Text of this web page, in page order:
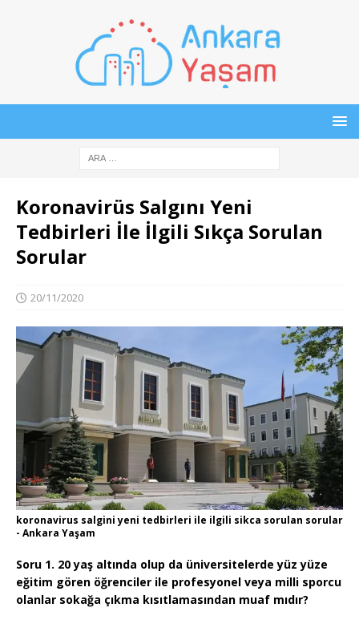
Koronavirüs Salgını Yeni
Tedbirleri İle İlgili Sıkça Sorulan
Sorular
20/11/2020
koronavirus salgini yeni tedbirleri ile ilgili sikca sorulan sorular
- Ankara Yaşam
Soru 1. 20 yaş altında olup da üniversitelerde yüz yüze
eğitim gören öğrenciler ile profesyonel veya milli sporcu
olanlar sokağa çıkma kısıtlamasından muaf mıdır?